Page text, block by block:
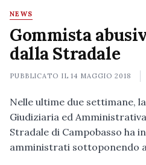
NEWS
Gommista
dalla Stradale
PUBBLICATO IL14 MAGGIO 2018
Nelle ultime due settimane,
Giudiziaria ed
Stradale di Campobasso ha
amministrati sottoponendo